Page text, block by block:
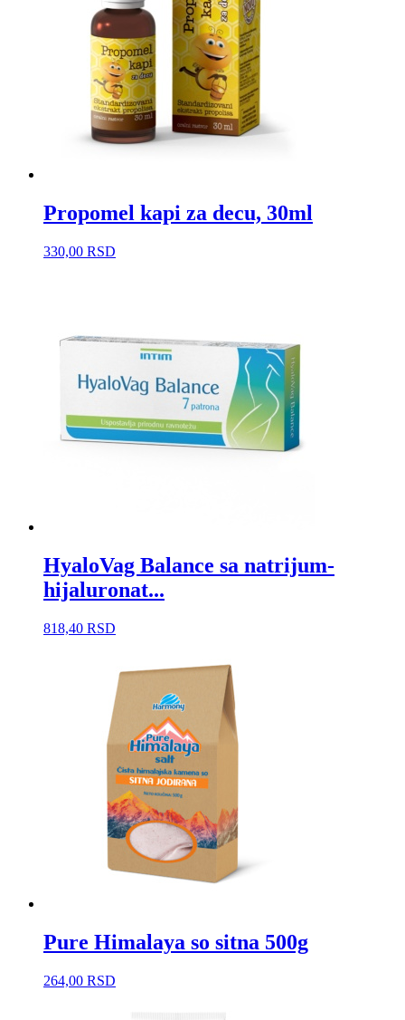
Propomel kapi za decu, 30ml
330,00 RSD
HyaloVag Balance sa natrijum-
hijaluronat...
818,40 RSD
Pure Himalaya so sitna 500g
264,00 RSD